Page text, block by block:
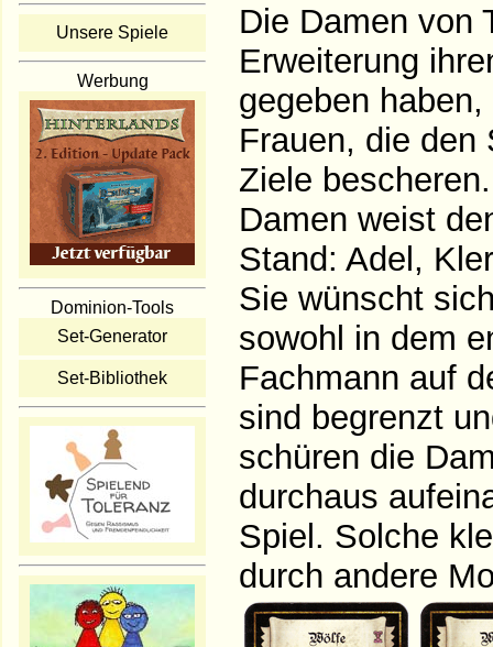
Unsere Spiele
Werbung
Dominion-Tools
Set-Generator
Set-Bibliothek
Die Damen von
Erweiterung
gegeben
Frauen, die den
Ziele
Damen weist
Stand: Adel,
Sie wünscht
sowohl in dem
Fachmann auf
sind begrenzt
schüren die
durchaus
Spiel. Solche
durch andere